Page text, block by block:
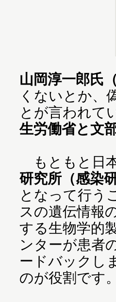
山岡淳一郎氏
くないとか、
とが言われて
生労働省と文
もともと日
研究所（感染研
となって行う
スの遺伝情報
する生物学的
ンターが患者
ードバックし
のが役割です。